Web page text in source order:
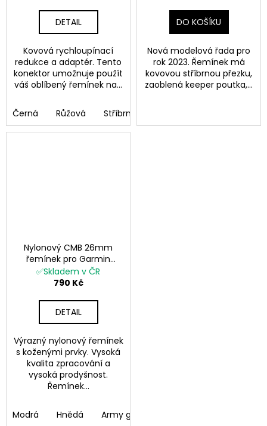
DETAIL
Kovová rychloupínací
redukce a adaptér. Tento
konektor umožnuje použít
váš oblíbený řemínek na...
Černá Růžová Stříbrná
DO KOŠÍKU
Nová modelová řada pro
rok 2023. Řemínek má
kovovou stříbrnou přezku,
zaoblená keeper poutka,...
Nylonový CMB 26mm
řemínek pro Garmin
Fenix černý zelený
modrý hnědý QuickFit
✅Skladem v ČR
790 Kč
DETAIL
Výrazný nylonový řemínek
s koženými prvky. Vysoká
kvalita zpracování a
vysoká prodyšnost.
Řemínek...
Modrá Hnědá Army green